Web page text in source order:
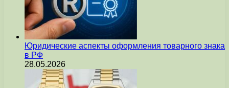
Юридические аспекты оформления товарного знака
в РФ
28.05.2026